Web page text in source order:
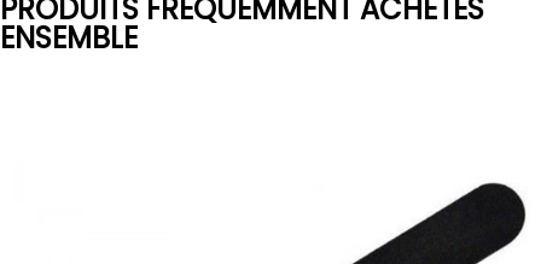
PRODUITS FRÉQUEMMENT ACHETÉS
ENSEMBLE